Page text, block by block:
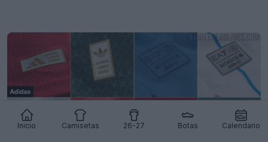
Inicio Camisetas 26-27 Botas Calendario